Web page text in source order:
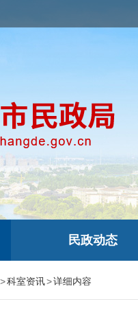
民政动态
>科室资讯>详细内容